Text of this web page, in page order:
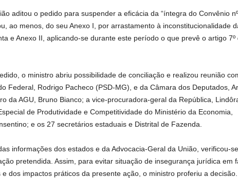
aditou o pedido para suspender a eficácia da “íntegra do Convênio nº
ao menos, do seu Anexo I, por arrastamento à inconstitucionalidade
e Anexo II, aplicando-se durante este período o que prevê o artigo 7º
o ministro abriu possibilidade de conciliação e realizou reunião
Federal, Rodrigo Pacheco (PSD-MG), e da Câmara dos Deputados,
da AGU, Bruno Bianco; a vice-procuradora-geral da República,
de Produtividade e Competitividade do Ministério da Economia,
e os 27 secretários estaduais e Distrital de Fazenda.
informações dos estados e da Advocacia-Geral da União, verificou-
pretendida. Assim, para evitar situação de insegurança jurídica em
dos impactos práticos da presente ação, o ministro proferiu a decisão.